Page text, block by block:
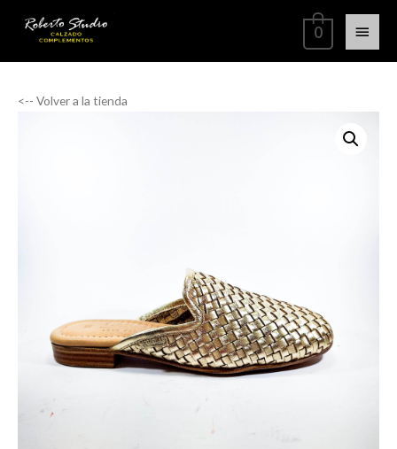
0
<-- Volver a la tienda